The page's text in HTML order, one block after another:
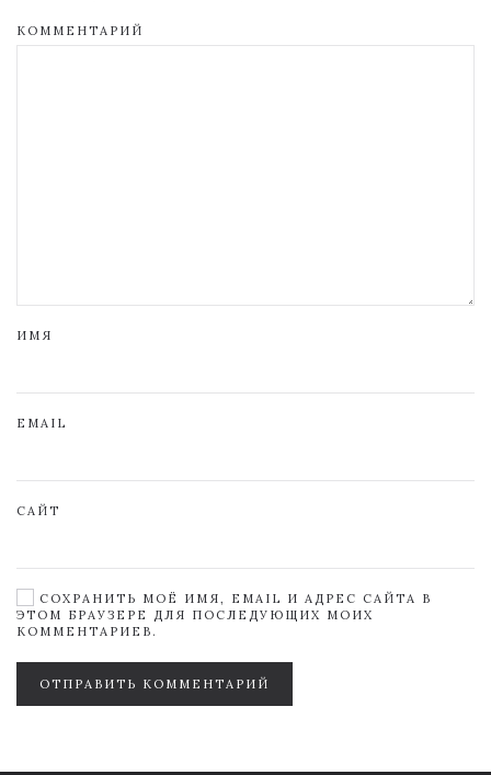
КОММЕНТАРИЙ
ИМЯ
EMAIL
САЙТ
СОХРАНИТЬ МОЁ ИМЯ, EMAIL И АДРЕС САЙТА В
ЭТОМ БРАУЗЕРЕ ДЛЯ ПОСЛЕДУЮЩИХ МОИХ
КОММЕНТАРИЕВ.
ОТПРАВИТЬ КОММЕНТАРИЙ